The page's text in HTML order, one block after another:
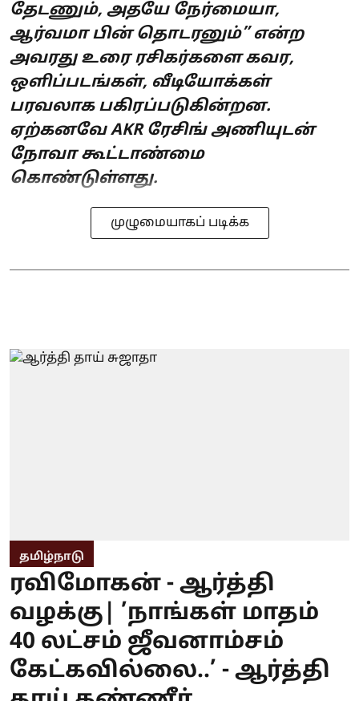
தேடணும், அதயே நேர்மையா,
ஆர்வமா பின் தொடரனும்” என்ற
அவரது உரை ரசிகர்களை கவர,
ஒளிப்படங்கள், வீடியோக்கள்
பரவலாக பகிரப்படுகின்றன.
ஏற்கனவே AKR ரேசிங் அணியுடன்
நோவா கூட்டாண்மை
கொண்டுள்ளது.
முழுமையாகப் படிக்க
தமிழ்நாடு
ரவிமோகன் - ஆர்த்தி
வழக்கு| ’நாங்கள் மாதம்
40 லட்சம் ஜீவனாம்சம்
கேட்கவில்லை..’ - ஆர்த்தி